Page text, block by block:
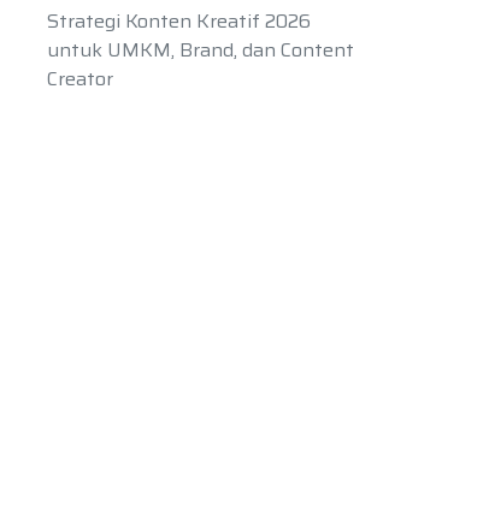
Strategi Konten Kreatif 2026
untuk UMKM, Brand, dan Content
Creator